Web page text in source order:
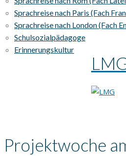
Sprachreise nach Paris (Fach
Sprachreise nach London (Fach
Schulsozialpädagoge
Erinnerungskultur
Projektwoche